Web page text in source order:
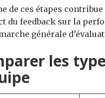
de ces étapes
du feedback sur la
générale
les